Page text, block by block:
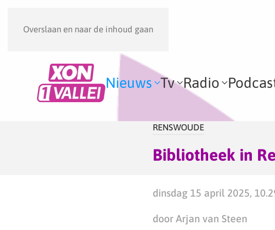
Overslaan en naar de inhoud gaan
Nieuws Tv Radio
RENSWOUDE
Bibliotheek in
dinsdag 15 april 2025,
door Arjan van Steen